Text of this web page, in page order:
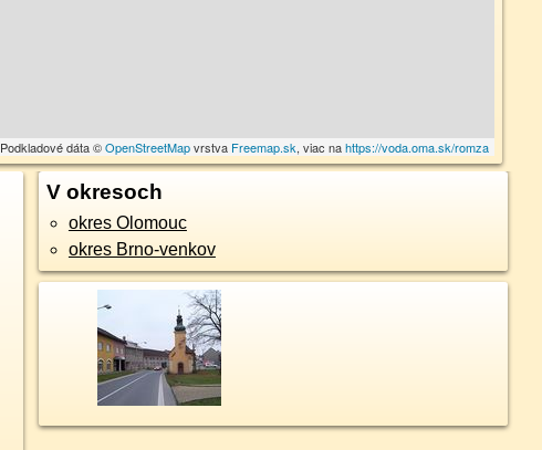
Podkladové dáta ©OpenStreetMapvrstva Freemap.sk, viac nahttps://voda.oma.sk/romza
V okresoch
okres Olomouc
okres Brno-venkov